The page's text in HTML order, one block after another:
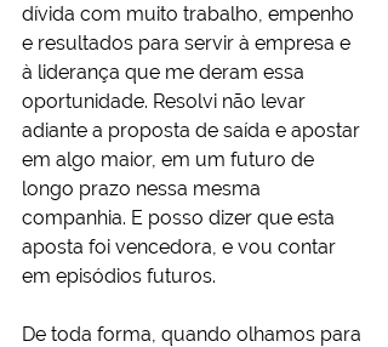
dívida com muito trabalho, empenho
e resultados para servir à empresa e
à liderança que me deram essa
oportunidade. Resolvi não levar
adiante a proposta de saída e apostar
em algo maior, em um futuro de
longo prazo nessa mesma
companhia. E posso dizer que esta
aposta foi vencedora, e vou contar
em episódios futuros.
De toda forma, quando olhamos para